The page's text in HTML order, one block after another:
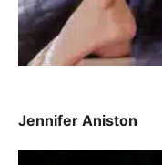
Jennifer Aniston